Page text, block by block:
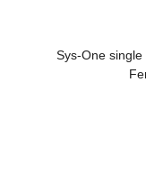
Sys-One